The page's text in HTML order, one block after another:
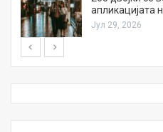
апликацијата
Јул 29, 2026